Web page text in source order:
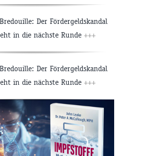
Der Fördergeldskandal
in die nächste Runde +++
Der Fördergeldskandal
in die nächste Runde +++